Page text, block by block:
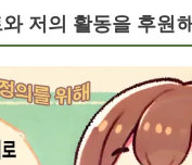
저의 활동을 후원